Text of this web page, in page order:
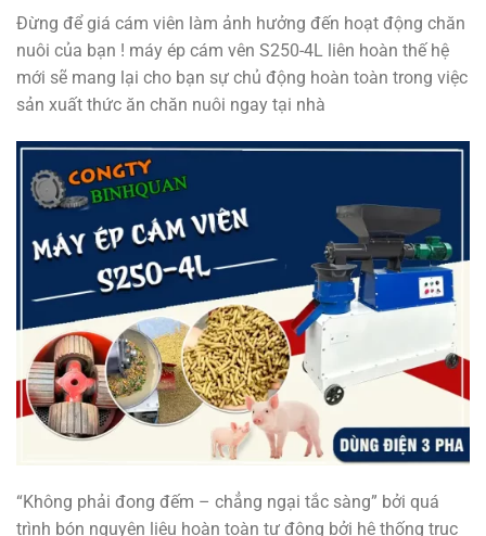
Đừng để giá cám viên làm ảnh hưởng đến hoạt động chăn
nuôi của bạn ! máy ép cám vên S250-4L liên hoàn thế hệ
mới sẽ mang lại cho bạn sự chủ động hoàn toàn trong việc
sản xuất thức ăn chăn nuôi ngay tại nhà
“Không phải đong đếm – chẳng ngại tắc sàng” bởi quá
trình bón nguyên liệu hoàn toàn tự động bởi hệ thống trục